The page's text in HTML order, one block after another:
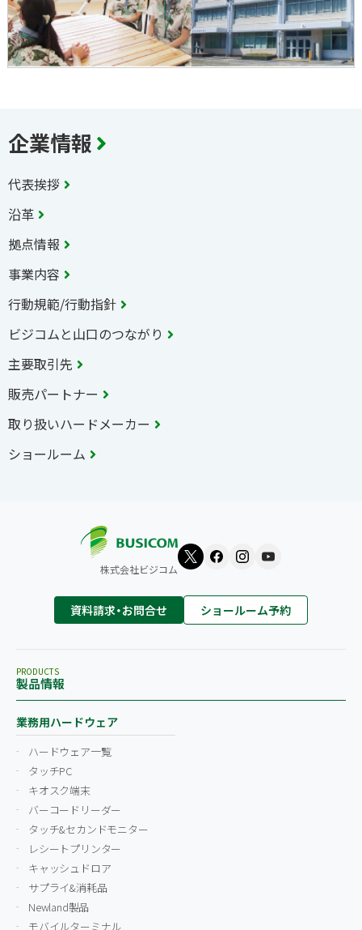
企業情報
代表挨拶
沿革
拠点情報
事業内容
行動規範/行動指針
ビジコムと山口のつながり
主要取引先
販売パートナー
取り扱いハードメーカー
ショールーム
株式会社ビジコム
資料請求・お問合せ ショールーム予約
製品情報
PRODUCTS
業務用ハードウェア
ハードウェア一覧
タッチPC
キオスク端末
バーコードリーダー
タッチ&セカンドモニター
レシートプリンター
キャッシュドロア
サプライ&消耗品
Newland製品
モバイルターミナル